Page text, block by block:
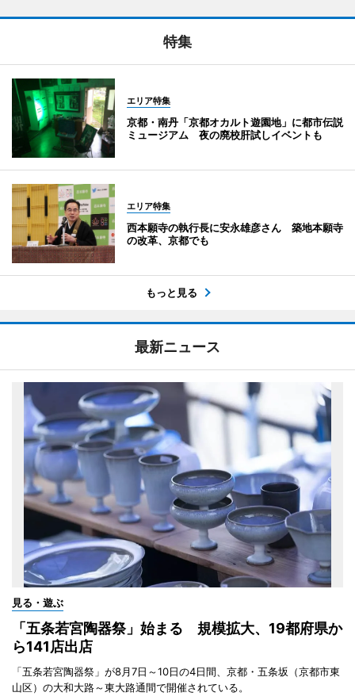
特集
エリア特集
京都・南丹「京都オカルト遊園地」に都市伝説
ミュージアム 夜の廃校肝試しイベントも
エリア特集
西本願寺の執行長に安永雄彦さん 築地本願寺
の改革、京都でも
もっと見る
最新ニュース
見る・遊ぶ
「五条若宮陶器祭」始まる 規模拡大、19都府県か
ら141店出店
「五条若宮陶器祭」が8月7日～10日の4日間、京都・五条坂（京都市東
山区）の大和大路～東大路通間で開催されている。